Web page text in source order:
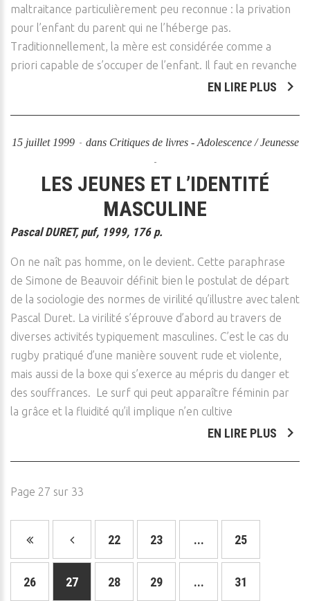
maltraitance particulièrement peu reconnue : la privation
pour l’enfant du parent qui ne l’héberge pas.
Traditionnellement, la mère est considérée comme a
priori capable de s’occuper de l’enfant. Il faut en revanche
EN LIRE PLUS
15 juillet 1999 dans Critiques de livres - Adolescence / Jeunesse
LES JEUNES ET L’IDENTITÉ
MASCULINE
Pascal DURET, puf, 1999, 176 p.
On ne naît pas homme, on le devient. Cette paraphrase
de Simone de Beauvoir définit bien le postulat de départ
de la sociologie des normes de virilité qu’illustre avec talent
Pascal Duret. La virilité s’éprouve d’abord au travers de
diverses activités typiquement masculines. C’est le cas du
rugby pratiqué d’une manière souvent rude et violente,
mais aussi de la boxe qui s’exerce au mépris du danger et
des souffrances. Le surf qui peut apparaître féminin par
la grâce et la fluidité qu’il implique n’en cultive
EN LIRE PLUS
Page 27 sur 33
22 23 ... 25
26 27 28 29 ... 31